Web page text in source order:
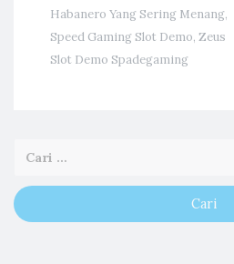
Habanero Yang Sering Menang,
Speed Gaming Slot Demo, Zeus
Slot Demo Spadegaming